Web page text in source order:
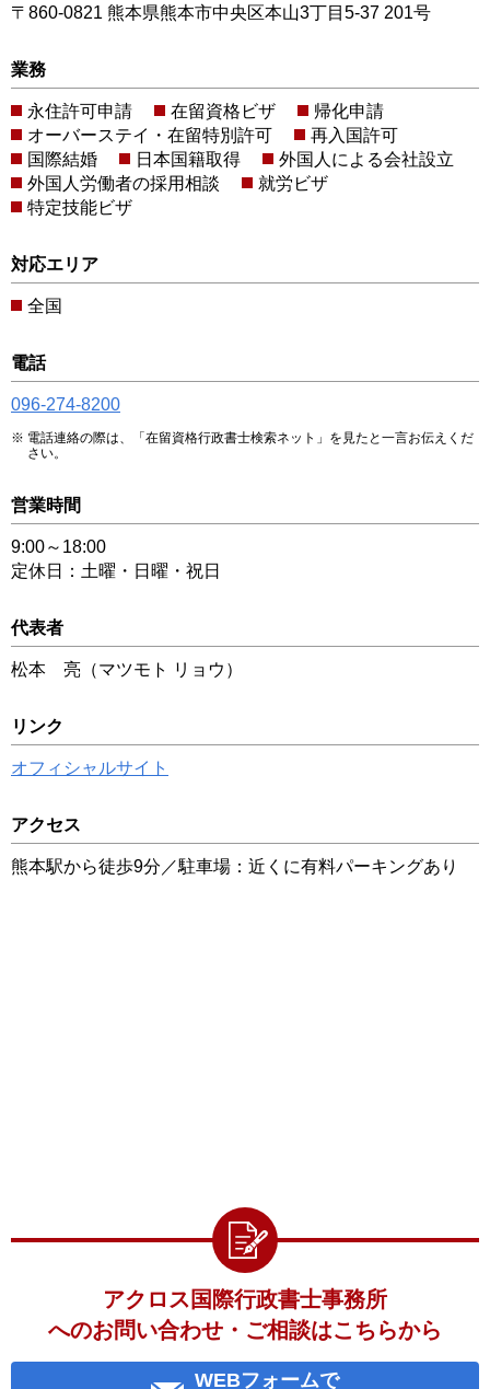
〒860-0821 熊本県熊本市中央区本山3丁目5-37 201号
業務
永住許可申請 在留資格ビザ
帰化申請
オーバーステイ・在留特別許可
再入国許可
国際結婚
日本国籍取得
外国人による会社設立
外国人労働者の採用相談
就労ビザ
特定技能ビザ
対応エリア
全国
電話
096-274-8200
電話連絡の際は、「在留資格行政書士検索ネット」を見たと一言お伝えくだ
さい。
営業時間
9:00～18:00
定休日：土曜・日曜・祝日
代表者
松本 亮（マツモト リョウ）
リンク
オフィシャルサイト
アクセス
熊本駅から徒歩9分／駐車場：近くに有料パーキングあり
アクロス国際行政書士事務所
へのお問い合わせ・ご相談はこちらから
WEBフォームで